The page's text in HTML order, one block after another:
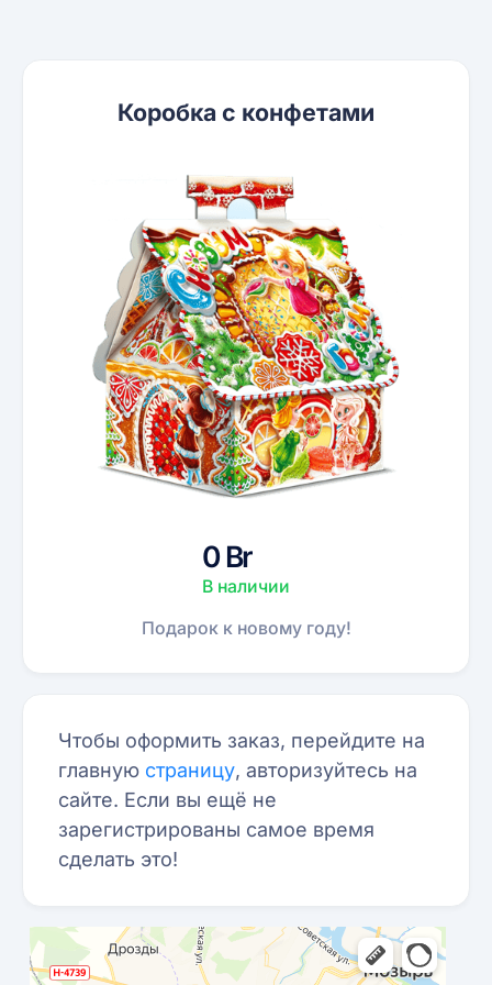
Коробка с конфетами
0 Br
В наличии
Подарок к новому году!
Чтобы оформить заказ, перейдите на
главную страницу, авторизуйтесь на
сайте. Если вы ещё не
зарегистрированы самое время
сделать это!